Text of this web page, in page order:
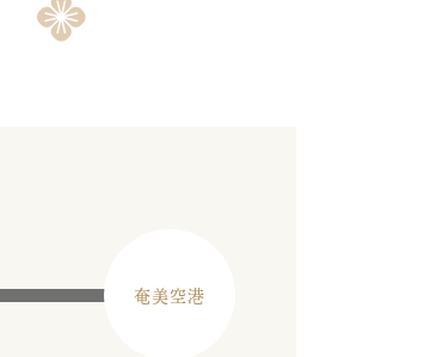
奄美空港